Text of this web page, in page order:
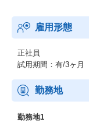
雇用形態
正社員
試用期間：有/3ヶ月
勤務地
勤務地1